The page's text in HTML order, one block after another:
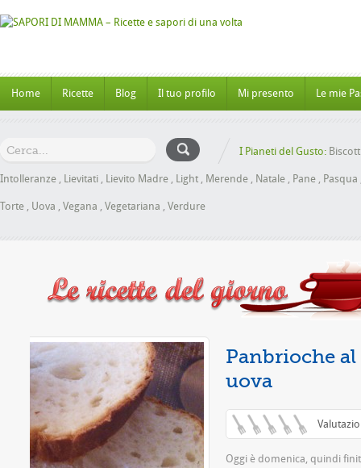
Home Ricette Blog Il tuo profilo Mi presento Le mie
I Pianeti del Gusto:
Intolleranze , Lievitati , Lievito Madre , Light , Merende , Natale , Pane , Pasqua
Torte , Uova , Vegana , Vegetariana , Verdure
settimanale